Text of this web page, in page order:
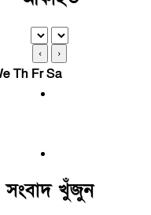
‹ ›
Th FrSa
সংবাদ খুঁজুন